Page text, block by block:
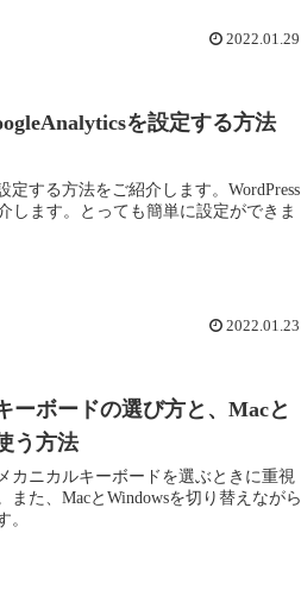
2022.01.29
を設定する方法
定する方法をご紹介します。WordPress
します。とっても簡単に設定ができま
2022.01.23
ーボードの選び方と、Macと
う方法
カニカルキーボードを選ぶときに重視
また、MacとWindowsを切り替えながら
。